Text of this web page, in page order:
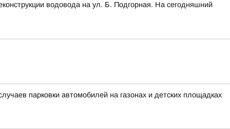
водовода на ул. Б. Подгорная. На сегодняшний
парковки автомобилей на газонах и детских площадках